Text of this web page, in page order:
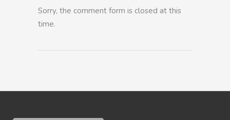
Sorry, the comment form is closed at this
time.